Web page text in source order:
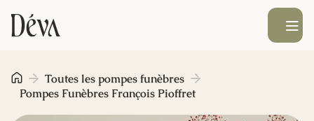
Obsèques
Ouvrir le
Toutes les pompes funèbres
Pompes Funèbres François Pioffret